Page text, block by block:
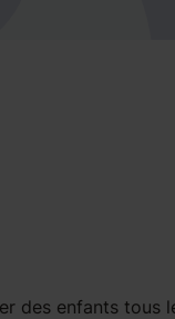
des enfants tous